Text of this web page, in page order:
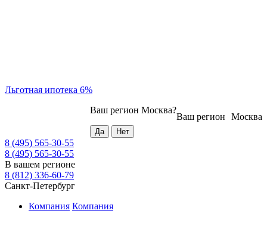
Льготная ипотека 6%
Москва
Ваш регион
Ваш регион Москва?
8 (495) 565-30-55
8 (495) 565-30-55
В вашем регионе
8 (812) 336-60-79
Санкт-Петербург
Компания Компания